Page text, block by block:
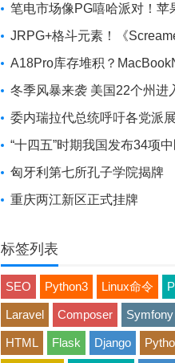
旗舰性能升级
笔电市场像PG嘻哈派对！苹
尔进前三
JRPG+格斗元素！《
讯手游新焦点
A18Pro库存堆积？
火焰狂潮意外同框
冬季风暴来袭 美国22个州进
委内瑞拉代总统呼吁各党派
“十四五”时期我国发布34项
匈牙利第七所孔子学院揭牌
重庆两江新区正式挂牌
标签列表
SEO Python3 Linux命令
Laravel Composer Symfony
HTML Flask Django